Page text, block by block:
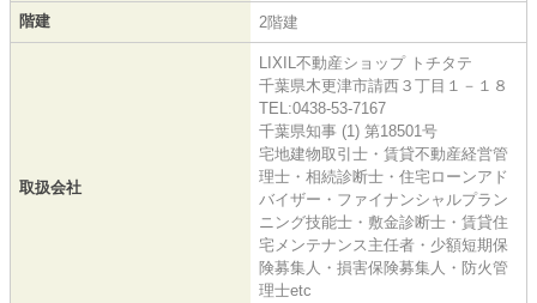
階建 2階建
取扱会社
LIXIL不動産ショップ トチタテ
千葉県木更津市請西３丁目１－１８
TEL:0438-53-7167
千葉県知事 (1) 第18501号
宅地建物取引士・賃貸不動産経営管
理士・相続診断士・住宅ローンアド
バイザー・ファイナンシャルプラン
ニング技能士・敷金診断士・賃貸住
宅メンテナンス主任者・少額短期保
険募集人・損害保険募集人・防火管
理士etc